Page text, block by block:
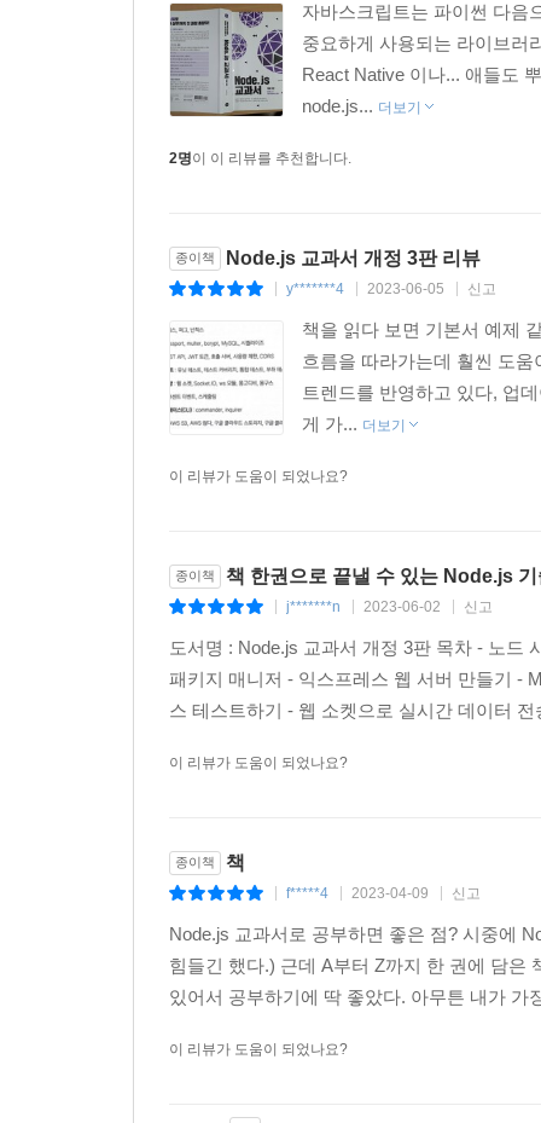
자바스크립트는 파이썬 다음
중요하게 사용되는 라이브러
React Native 이나... 애들도
node.js... 더보기
2명이 이 리뷰를 추천합니다.
종이책 Node.js 교과서 개정 3판 리뷰
y*******4 2023-06-05 신고
책을 읽다 보면 기본서 예제
흐름을 따라가는데 훨씬 도
트렌드를 반영하고 있다, 업
게 가... 더보기
이 리뷰가 도움이 되었나요?
종이책 책 한권으로 끝낼 수 있는 Node.js
j*******n 2023-06-02 신고
도서명 : Node.js 교과서 개정 3판 목차 - 노드
패키지 매니저 - 익스프레스 웹 서버 만들기 -
스 테스트하기 - 웹 소켓으로 실시간 데이터
이 리뷰가 도움이 되었나요?
종이책 책
f*****4 2023-04-09 신고
Node.js 교과서로 공부하면 좋은 점? 시중에
힘들긴 했다.) 근데 A부터 Z까지 한 권에 담은
있어서 공부하기에 딱 좋았다. 아무튼 내가
이 리뷰가 도움이 되었나요?